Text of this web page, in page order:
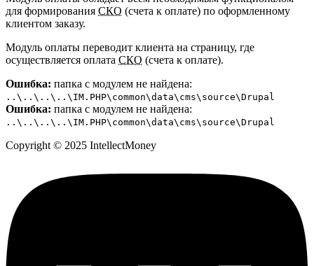
для формирования СКО (счета к оплате) по оформленному
клиентом заказу.
Модуль оплаты переводит клиента на страницу, где
осуществляется оплата СКО (счета к оплате).
Ошибка: папка с модулем не найдена:
..\..\..\..\IM.PHP\common\data\cms\source\Drupal
Ошибка: папка с модулем не найдена:
..\..\..\..\IM.PHP\common\data\cms\source\Drupal
Copyright © 2025 IntellectMoney